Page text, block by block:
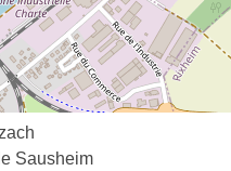
Sausheim